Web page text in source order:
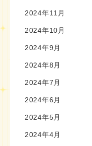
2024年11月
2024年10月
2024年9月
2024年8月
2024年7月
2024年6月
2024年5月
2024年4月